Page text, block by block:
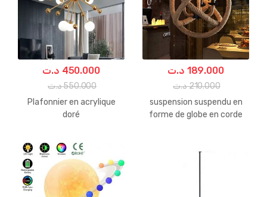
450.000 د.ت
550.000د.ت
Plafonnier en acrylique
doré
189.000 د.ت
210.000د.ت
suspension suspendu en
forme de globe en corde